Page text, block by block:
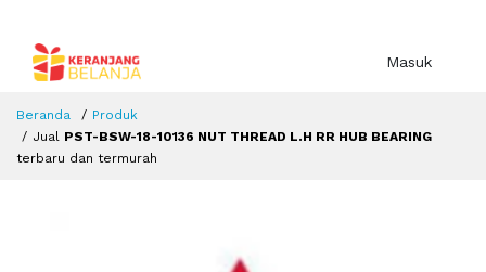
Masuk
Beranda
Produk
Jual PST-BSW-18-10136 NUT THREAD L.H RR HUB BEARING
terbaru dan termurah